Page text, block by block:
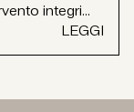
integri...
LEGGI